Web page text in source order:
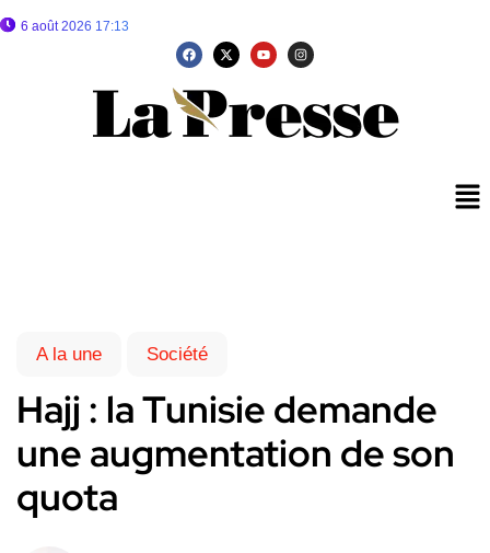
6 août 2026 17:13
A la une Société
Hajj : la Tunisie demande
une augmentation de son
quota